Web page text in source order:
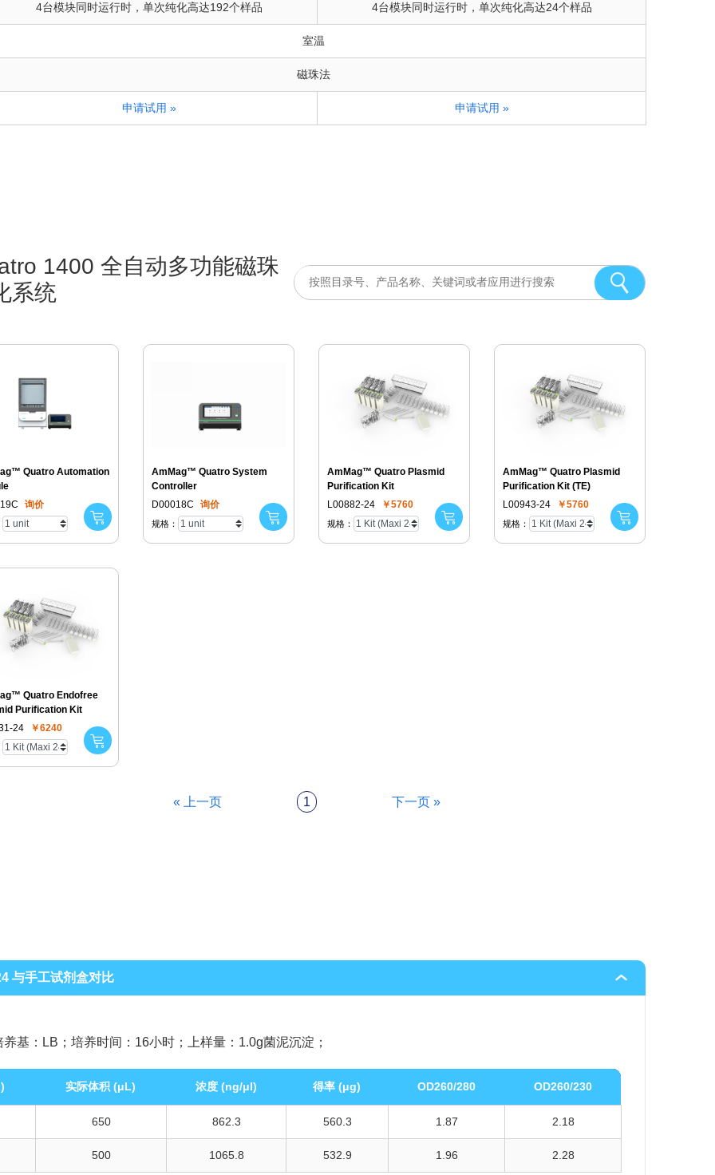
4台模块同时运行时，单次纯化高达192个样品
4台模块同时运行时，单次纯化高达24个样品
室温
磁珠法
申请试用 » 申请试用 »
1400 全自动多功能磁珠
系统
Quatro Automation
询价
AmMag™ Quatro System
Controller
D00018C
询价
规格：
AmMag™ Quatro Plasmid
Purification Kit
L00882-24
￥5760
规格：
AmMag™ Quatro Plasmid
Purification Kit (TE)
L00943-24
￥5760
规格：
Quatro Endofree
Purification Kit
24
￥6240
« 上一页 1 下一页 »
与手工试剂盒对比
基：LB；培养时间：16小时；上样量：1.0g菌泥沉淀；
实际体积 (μL) 浓度 (ng/μl) 得率 (μg) OD260/280 OD260/230
650 862.3 560.3 1.87 2.18
500 1065.8 532.9 1.96 2.28